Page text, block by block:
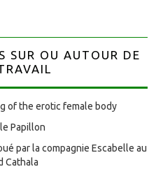
SUR OU AUTOUR DE
of the erotic female body
Papillon
par la compagnie Escabelle au
Cathala